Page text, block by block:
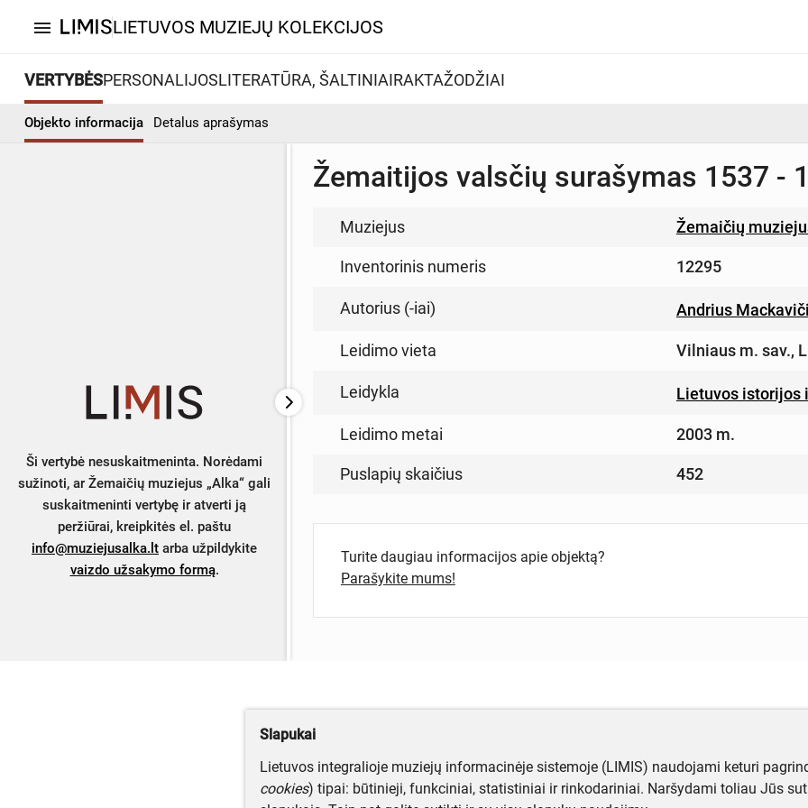
menu LIETUVOS MUZIEJŲ KOLEKCIJOS
VERTYBĖSPERSONALIJOSLITERATŪRA, ŠALTINIAIRAKTAŽODŽIAI
Objekto informacija Detalus aprašymas
Ši vertybė nesuskaitmeninta. Norėdami
sužinoti, ar Žemaičių muziejus „Alka“ gali
suskaitmeninti vertybę ir atverti ją
peržiūrai, kreipkitės el. paštu
info@muziejusalka.lt arba užpildykite
vaizdo užsakymo formą.
Žemaitijos valsčių surašymas 1537 -
Muziejus Žemaičių
Inventorinis numeris 12295
Autorius (-iai) Andrius
Leidimo vieta Vilniaus m. sav.,
Leidykla Lietuvos istorijos
Leidimo metai 2003 m.
Puslapių skaičius 452
Turite daugiau informacijos apie objektą?
Parašykite mums!
Slapukai
Lietuvos integralioje muziejų informacinėje sistemoje (LIMIS) naudojami keturi
cookies) tipai: būtinieji, funkciniai, statistiniai ir rinkodariniai. Naršydami toliau Jūs